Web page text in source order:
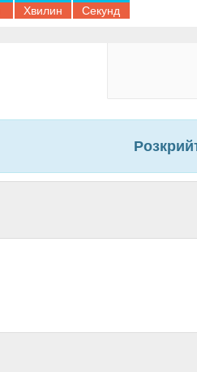
Хвилин Секунд